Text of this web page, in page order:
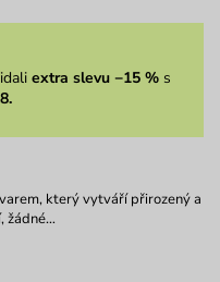
extra slevu −15 %s
který vytváří přirozený a
žádné…